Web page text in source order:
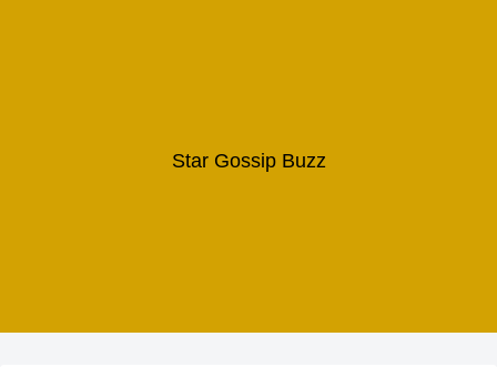
Star Gossip Buzz